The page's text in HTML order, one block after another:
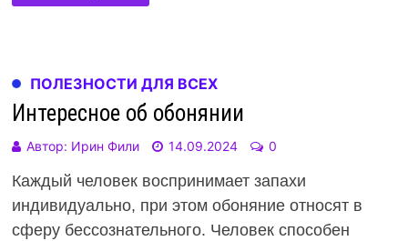
ПОЛЕЗНОСТИ ДЛЯ ВСЕХ
Интересное об обонянии
Автор: Ирин Фили 14.09.2024 0
Каждый человек воспринимает запахи
индивидуально, при этом обоняние относят в
сферу бессознательного. Человек способен